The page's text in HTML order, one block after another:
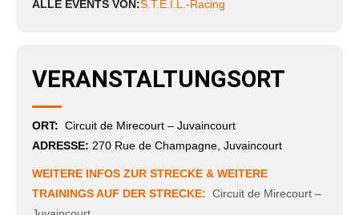
ALLE EVENTS VON:S.T.E.I.L.-Racing
VERANSTALTUNGSORT
ORT: Circuit de Mirecourt – Juvaincourt
ADRESSE: 270 Rue de Champagne, Juvaincourt
WEITERE INFOS ZUR STRECKE & WEITERE
TRAININGS AUF DER STRECKE: Circuit de Mirecourt –